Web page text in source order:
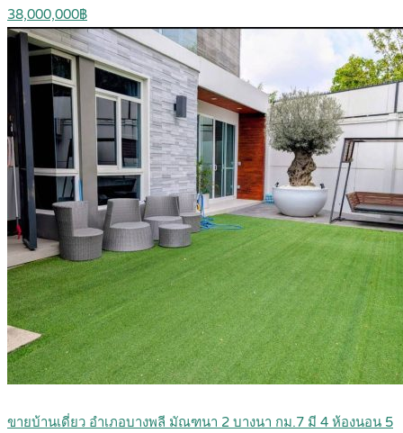
38,000,000฿
ขายบ้านเดี่ยว อำเภอบางพลี มัณฑนา 2 บางนา กม.7 มี 4 ห้องนอน 5